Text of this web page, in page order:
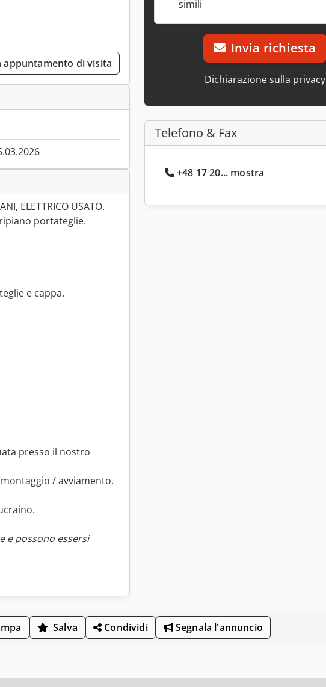
appuntamento di visita
ELETTRICO USATO.
portateglie.
e cappa.
presso il nostro
/ avviamento.
e possono essersi
simili
Invia richiesta
Dichiarazione sulla privacy
Telefono & Fax
+48 17 20... mostra
Salva Condividi Segnala l'annuncio